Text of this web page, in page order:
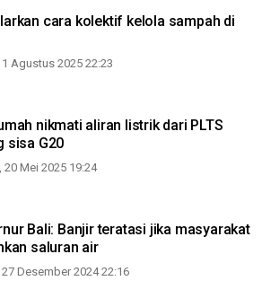
cara kolektif kelola sampah di
Agustus 2025 22:23
nikmati aliran listrik dari PLTS
sisa G20
20 Mei 2025 19:24
Bali: Banjir teratasi jika masyarakat
saluran air
Desember 2024 22:16